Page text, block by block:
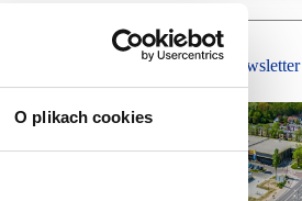
O plikach cookies
Bezpłatny Newsletter